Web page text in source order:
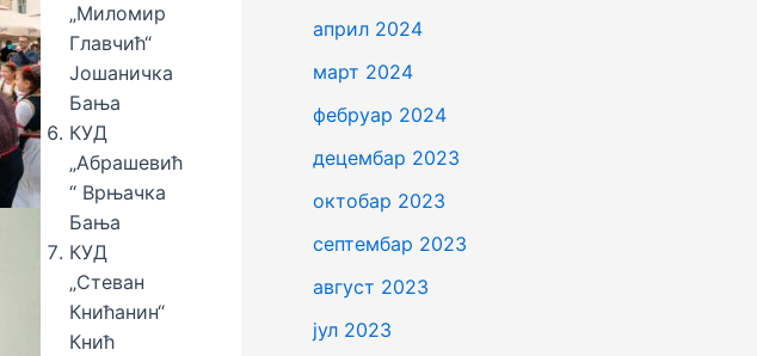
„Миломир
Главчић“
Јошаничка
Бања
КУД
„Абрашевић
“ Врњачка
Бања
КУД
„Стеван
Книћанин“
Кнић
април 2024
март 2024
фебруар 2024
децембар 2023
октобар 2023
септембар 2023
август 2023
јул 2023